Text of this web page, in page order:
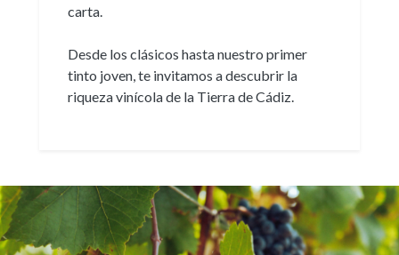
carta.
Desde los clásicos hasta nuestro primer
tinto joven, te invitamos a descubrir la
riqueza vinícola de la Tierra de Cádiz.